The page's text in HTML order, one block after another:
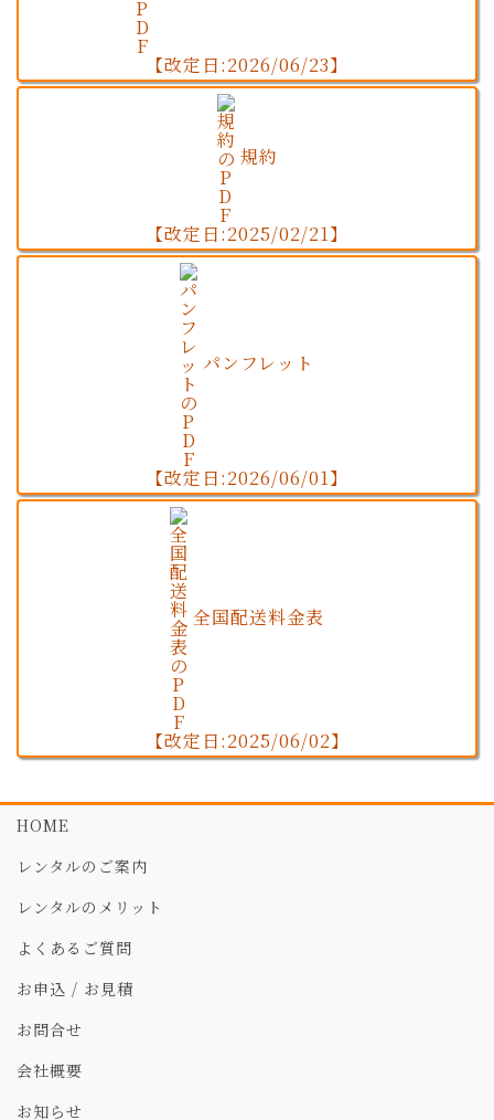
【改定日:2026/06/23】
規約
【改定日:2025/02/21】
パンフレット
【改定日:2026/06/01】
全国配送料金表
【改定日:2025/06/02】
HOME
レンタルのご案内
レンタルのメリット
よくあるご質問
お申込 / お見積
お問合せ
会社概要
お知らせ